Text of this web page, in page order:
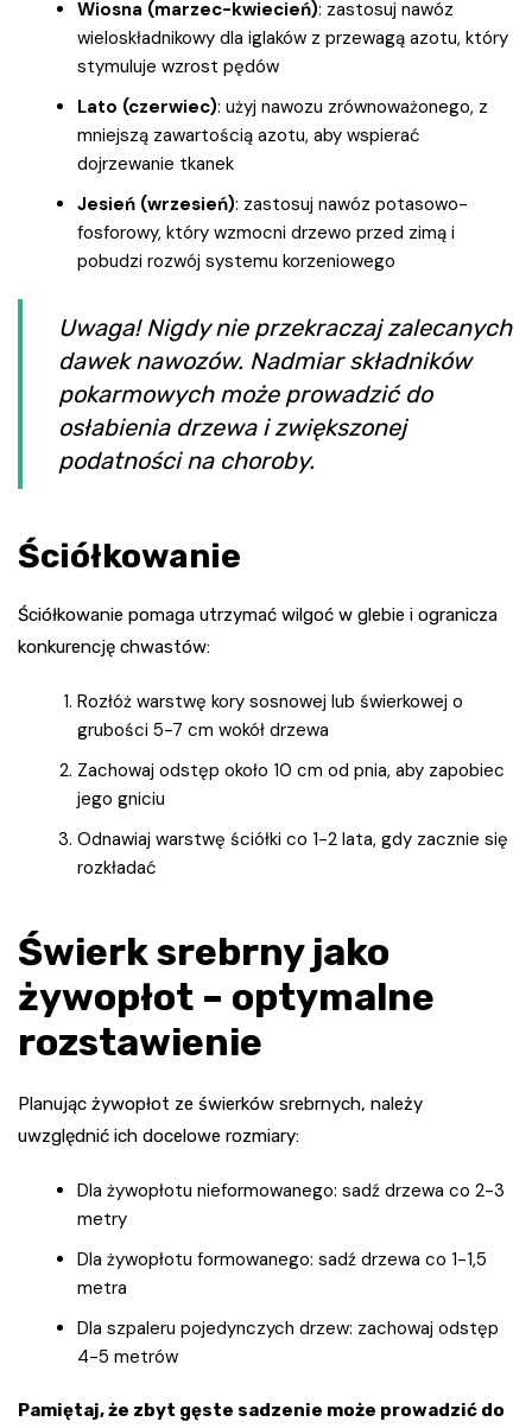
Wiosna (marzec-kwiecień): zastosuj nawóz
wieloskładnikowy dla iglaków z przewagą azotu, który
stymuluje wzrost pędów
Lato (czerwiec): użyj nawozu zrównoważonego, z
mniejszą zawartością azotu, aby wspierać
dojrzewanie tkanek
Jesień (wrzesień): zastosuj nawóz potasowo-
fosforowy, który wzmocni drzewo przed zimą i
pobudzi rozwój systemu korzeniowego
Uwaga! Nigdy nie przekraczaj zalecanych
dawek nawozów. Nadmiar składników
pokarmowych może prowadzić do
osłabienia drzewa i zwiększonej
podatności na choroby.
Ściółkowanie
Ściółkowanie pomaga utrzymać wilgoć w glebie i ogranicza
konkurencję chwastów:
Rozłóż warstwę kory sosnowej lub świerkowej o
grubości 5-7 cm wokół drzewa
Zachowaj odstęp około 10 cm od pnia, aby zapobiec
jego gniciu
Odnawiaj warstwę ściółki co 1-2 lata, gdy zacznie się
rozkładać
Świerk srebrny jako
żywopłot – optymalne
rozstawienie
Planując żywopłot ze świerków srebrnych, należy
uwzględnić ich docelowe rozmiary:
Dla żywopłotu nieformowanego: sadź drzewa co 2-3
metry
Dla żywopłotu formowanego: sadź drzewa co 1-1,5
metra
Dla szpaleru pojedynczych drzew: zachowaj odstęp
4-5 metrów
Pamiętaj, że zbyt gęste sadzenie może prowadzić do